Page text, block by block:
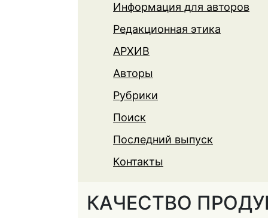
Информация для авторов
Редакционная этика
АРХИВ
Авторы
Рубрики
Поиск
Последний выпуск
Контакты
КАЧЕСТВО